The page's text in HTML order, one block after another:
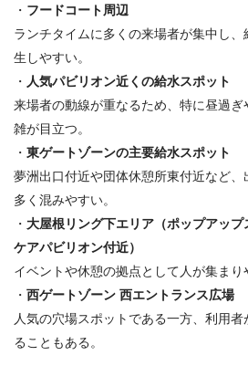
・ フードコート周辺
ランチタイムに多くの来場者が集中し
生しやすい。
・ 人気パビリオン近くの給水スポット
来場者の動線が重なるため、特に昼過
雑が目立つ。
・ 東ゲートゾーンの主要給水スポット
夢洲出口付近や団体休憩所東付近など
多く混みやすい。
・ 大屋根リング下エリア（ポップアッ
ケアパビリオン付近）
イベントや休憩の拠点として人が集まり
・ 西ゲートゾーン 西エントランス広場
人気の穴場スポットである一方、利用
ることもある。